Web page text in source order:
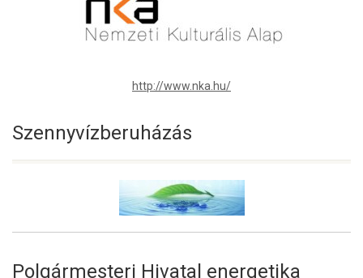
http://www.nka.hu/
Szennyvízberuházás
Polgármesteri Hivatal energetika